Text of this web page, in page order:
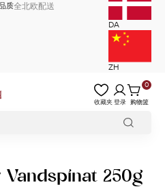
质全北欧配送
DA
ZH
收藏夹登录 购物篮
0
250g